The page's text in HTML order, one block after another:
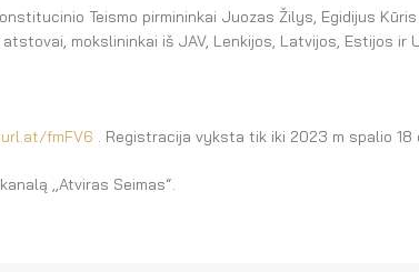
Teismo pirmininkai Juozas Žilys, Egidijus
mokslininkai iš JAV, Lenkijos, Latvijos, Estijos ir
fmFV6 . Registracija vyksta tik iki 2023 m spalio 18
,,Atviras Seimas“.